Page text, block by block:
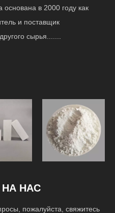
в 2000 году как
и поставщик
сырья.......
Сырье
НАС
пожалуйста, свяжитесь